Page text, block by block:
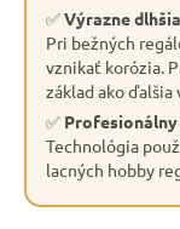
✅Výrazne
Pri bežných
vznikať korózia.
základ ako ďalšia
✅
Technológia
lacných hobby